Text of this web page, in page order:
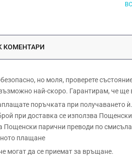
КОМЕНТАРИ
но моля, проверете
най-скоро. Гарантирам, че
поръчката при получаването ѝ.
при доставка се използва
парични преводи по
плащане
могат да се приемат за връщане.